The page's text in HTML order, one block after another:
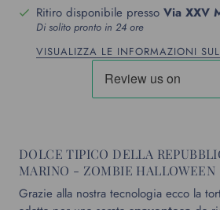
Ritiro disponibile presso Via XXV
Di solito pronto in 24 ore
VISUALIZZA LE INFORMAZIONI
DOLCE TIPICO DELLA
MARINO - ZOMBIE HALLOWEEN
Grazie alla nostra tecnologia ecco la